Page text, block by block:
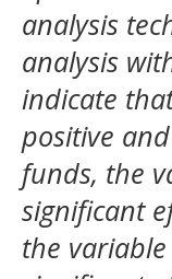
analysis
analysis
indicate
positive
funds, the
significant
the